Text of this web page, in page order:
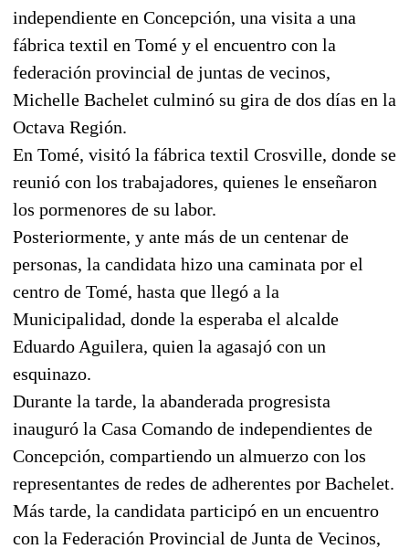
independiente en Concepción, una visita a una
fábrica textil en Tomé y el encuentro con la
federación provincial de juntas de vecinos,
Michelle Bachelet culminó su gira de dos días en la
Octava Región.
En Tomé, visitó la fábrica textil Crosville, donde se
reunió con los trabajadores, quienes le enseñaron
los pormenores de su labor.
Posteriormente, y ante más de un centenar de
personas, la candidata hizo una caminata por el
centro de Tomé, hasta que llegó a la
Municipalidad, donde la esperaba el alcalde
Eduardo Aguilera, quien la agasajó con un
esquinazo.
Durante la tarde, la abanderada progresista
inauguró la Casa Comando de independientes de
Concepción, compartiendo un almuerzo con los
representantes de redes de adherentes por Bachelet.
Más tarde, la candidata participó en un encuentro
con la Federación Provincial de Junta de Vecinos,